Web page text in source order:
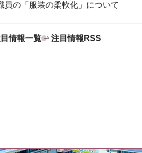
員の「服装の柔軟化」について
情報一覧 注目情報RSS